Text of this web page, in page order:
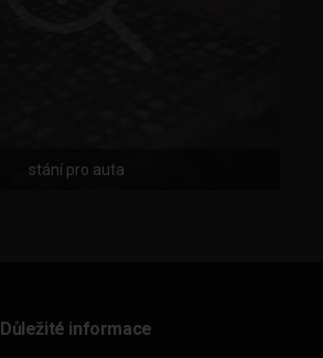
stání pro auta
Důležité informace